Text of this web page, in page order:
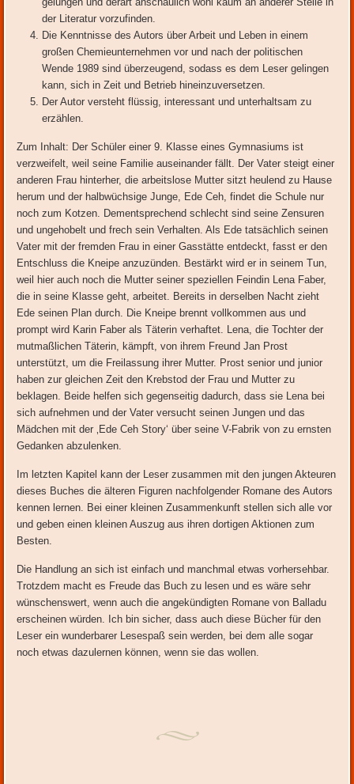
der Literatur vorzufinden.
Die Kenntnisse des Autors über Arbeit und Leben in einem
großen Chemieunternehmen vor und nach der politischen
Wende 1989 sind überzeugend, sodass es dem Leser gelingen
kann, sich in Zeit und Betrieb hineinzuversetzen.
Der Autor versteht flüssig, interessant und unterhaltsam zu
erzählen.
Zum Inhalt: Der Schüler einer 9. Klasse eines Gymnasiums ist
verzweifelt, weil seine Familie auseinander fällt. Der Vater steigt einer
anderen Frau hinterher, die arbeitslose Mutter sitzt heulend zu Hause
herum und der halbwüchsige Junge, Ede Ceh, findet die Schule nur
noch zum Kotzen. Dementsprechend schlecht sind seine Zensuren
und ungehobelt und frech sein Verhalten. Als Ede tatsächlich seinen
Vater mit der fremden Frau in einer Gasstätte entdeckt, fasst er den
Entschluss die Kneipe anzuzünden. Bestärkt wird er in seinem Tun,
weil hier auch noch die Mutter seiner speziellen Feindin Lena Faber,
die in seine Klasse geht, arbeitet. Bereits in derselben Nacht zieht
Ede seinen Plan durch. Die Kneipe brennt vollkommen aus und
prompt wird Karin Faber als Täterin verhaftet. Lena, die Tochter der
mutmaßlichen Täterin, kämpft, von ihrem Freund Jan Prost
unterstützt, um die Freilassung ihrer Mutter. Prost senior und junior
haben zur gleichen Zeit den Krebstod der Frau und Mutter zu
beklagen. Beide helfen sich gegenseitig dadurch, dass sie Lena bei
sich aufnehmen und der Vater versucht seinen Jungen und das
Mädchen mit der ‚Ede Ceh Story‘ über seine V-Fabrik von zu ernsten
Gedanken abzulenken.
Im letzten Kapitel kann der Leser zusammen mit den jungen Akteuren
dieses Buches die älteren Figuren nachfolgender Romane des Autors
kennen lernen. Bei einer kleinen Zusammenkunft stellen sich alle vor
und geben einen kleinen Auszug aus ihren dortigen Aktionen zum
Besten.
Die Handlung an sich ist einfach und manchmal etwas vorhersehbar.
Trotzdem macht es Freude das Buch zu lesen und es wäre sehr
wünschenswert, wenn auch die angekündigten Romane von Balladu
erscheinen würden. Ich bin sicher, dass auch diese Bücher für den
Leser ein wunderbarer Lesespaß sein werden, bei dem alle sogar
noch etwas dazulernen können, wenn sie das wollen.